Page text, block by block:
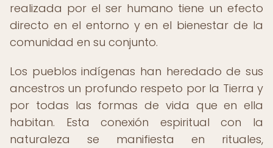
realizada por el ser humano tiene un efecto
directo en el entorno y en el bienestar de la
comunidad en su conjunto.
Los pueblos indígenas han heredado de sus
ancestros un profundo respeto por la Tierra y
por todas las formas de vida que en ella
habitan. Esta conexión espiritual con la
naturaleza se manifiesta en rituales,